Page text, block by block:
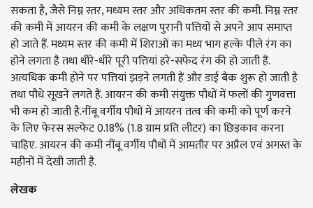
सकता है, जैसे निम्न स्तर, मध्यम स्तर और अधिकतम स्तर की कमी. निम्न स्तर
की कमी में आयरन की कमी के लक्षण पुरानी पत्तियों से अपने आप समाप्त
हो जाते हैं. मध्यम स्तर की कमी में शिराओं का मध्य भाग हल्के पीले रंग का
होने लगता है तथा धीरे-धीरे पूरी पत्तियां हरे-सफेद रंग की हो जाती हैं.
अत्यधिक कमी होने पर पत्तियां झड़ने लगती हैं और डाई बैक शुरू हो जाती है
तथा पौधे सूखने लगते हैं. आयरन की कमी संयुक्त पौधों में फलों की गुणवत्ता
भी कम हो जाती है.नींबू वर्गीय पौधों में आयरन तत्व की कमी को पूर्ण करने
के लिए फेरस सल्फेट 0.18% (1.8 ग्राम प्रति लीटर) का छिड़काव करना
चाहिए. आयरन की कमी नींबू वर्गीय पौधों में आमतौर पर अप्रैल एवं अगस्त के
महीनों में देखी जाती है.
लेखक